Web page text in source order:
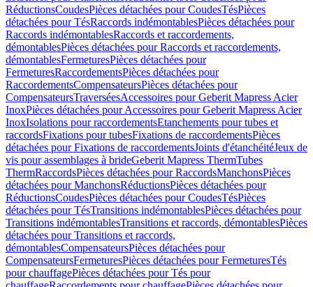
RéductionsCoudesPièces détachées pour CoudesTésPièces
détachées pour TésRaccords indémontablesPièces détachées pour
Raccords indémontablesRaccords et raccordements,
démontablesPièces détachées pour Raccords et raccordements,
démontablesFermeturesPièces détachées pour
FermeturesRaccordementsPièces détachées pour
RaccordementsCompensateursPièces détachées pour
CompensateursTraverséesAccessoires pour Geberit Mapress Acier
InoxPièces détachées pour Accessoires pour Geberit Mapress Acier
InoxIsolations pour raccordementsEtanchements pour tubes et
raccordsFixations pour tubesFixations de raccordementsPièces
détachées pour Fixations de raccordementsJoints d'étanchéitéJeux de
vis pour assemblages à brideGeberit Mapress ThermTubes
ThermRaccordsPièces détachées pour RaccordsManchonsPièces
détachées pour ManchonsRéductionsPièces détachées pour
RéductionsCoudesPièces détachées pour CoudesTésPièces
détachées pour TésTransitions indémontablesPièces détachées pour
Transitions indémontablesTransitions et raccords, démontablesPièces
détachées pour Transitions et raccords,
démontablesCompensateursPièces détachées pour
CompensateursFermeturesPièces détachées pour FermeturesTés
pour chauffagePièces détachées pour Tés pour